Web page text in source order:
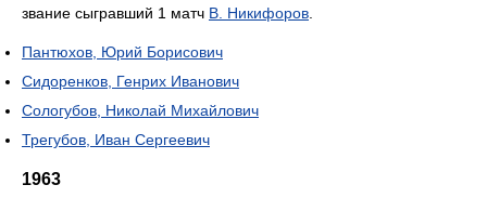
звание сыгравший 1 матч В. Никифоров
Пантюхов, Юрий Борисович
Сидоренков, Генрих Иванович
Сологубов, Николай Михайлович
Трегубов, Иван Сергеевич
1963